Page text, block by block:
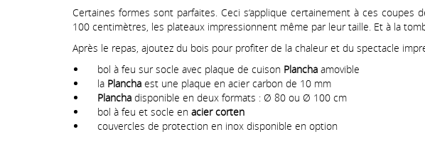
Certaines formes sont parfaites. Ceci s‘applique certainement à ces
100 centimètres, les plateaux impressionnent même par leur taille. Et à la
Après le repas, ajoutez du bois pour profiter de la chaleur et du spectacle
bol à feu sur socle avec plaque de cuison Plancha amovible
la Plancha est une plaque en acier carbon de 10 mm
Plancha disponible en deux formats : Ø 80 ou Ø 100 cm
bol à feu et socle en acier corten
couvercles de protection en inox disponible en option